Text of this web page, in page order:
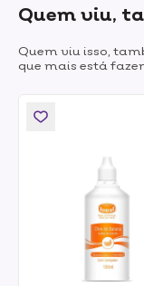
Quem viu,
Quem viu isso,
que mais está